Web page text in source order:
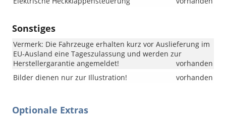
Sonstiges
Vermerk: Die Fahrzeuge erhalten kurz vor Auslieferung im
EU-Ausland eine Tageszulassung und werden zur
Herstellergarantie angemeldet!
vorhanden
Bilder dienen nur zur Illustration!
vorhanden
Optionale Extras